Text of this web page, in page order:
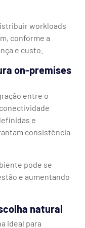
workloads
conforme a
e custo.
on-premises
entre o
e
consistência
pode se
e aumentando
natural
ideal para